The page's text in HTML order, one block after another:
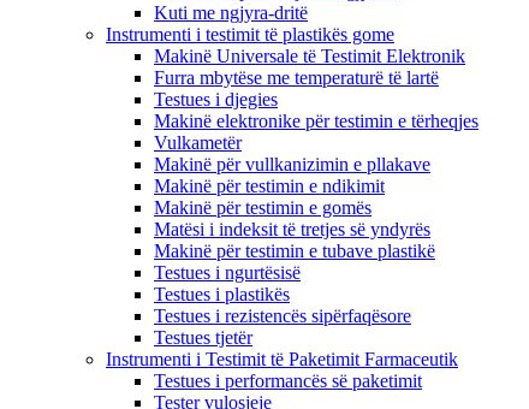
Kuti me ngjyra-dritë
Instrumenti i testimit të plastikës gome
Makinë Universale të Testimit Elektronik
Furra mbytëse me temperaturë të lartë
Testues i djegies
Makinë elektronike për testimin e tërheqjes
Vulkametër
Makinë për vullkanizimin e pllakave
Makinë për testimin e ndikimit
Makinë për testimin e gomës
Matësi i indeksit të tretjes së yndyrës
Makinë për testimin e tubave plastikë
Testues i ngurtësisë
Testues i plastikës
Testues i rezistencës sipërfaqësore
Testues tjetër
Instrumenti i Testimit të Paketimit Farmaceutik
Testues i performancës së paketimit
Tester vulosjeje